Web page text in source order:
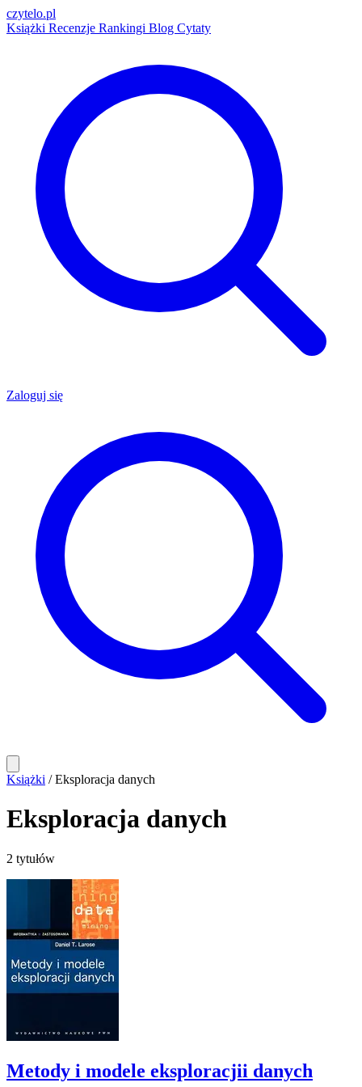
czytelo.pl
Książki Recenzje Rankingi Blog Cytaty
Zaloguj się
Książki / Eksploracja danych
Eksploracja danych
2 tytułów
Metody i modele eksploracjii danych